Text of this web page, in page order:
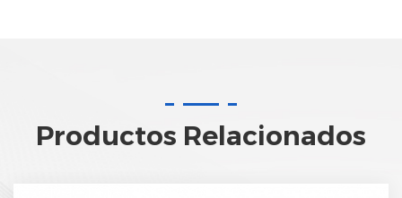
Productos Relacionados